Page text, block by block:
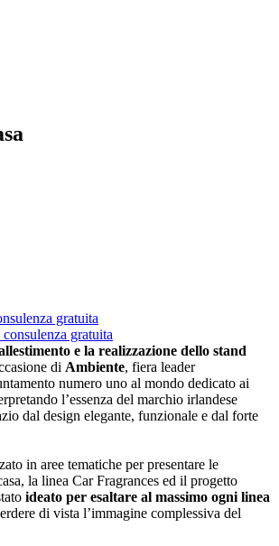
gratuita
e la realizzazione dello stand
di Ambiente, fiera leader
numero uno al mondo dedicato ai
l’essenza del marchio irlandese
dal design elegante, funzionale e dal forte
in aree tematiche per presentare le
la linea Car Fragrances ed il progetto
ideato per esaltare al massimo ogni linea
di vista l’immagine complessiva del